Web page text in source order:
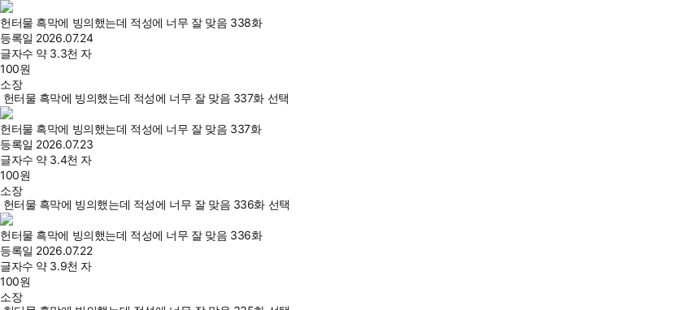
헌터물 흑막에 빙의했는데 적성에 너무 잘 맞음 338화
등록일 2026.07.24
글자수 약 3.3천 자
100원
소장
헌터물 흑막에 빙의했는데 적성에 너무 잘 맞음 337화 선택
헌터물 흑막에 빙의했는데 적성에 너무 잘 맞음 337화
등록일 2026.07.23
글자수 약 3.4천 자
100원
소장
헌터물 흑막에 빙의했는데 적성에 너무 잘 맞음 336화 선택
헌터물 흑막에 빙의했는데 적성에 너무 잘 맞음 336화
등록일 2026.07.22
글자수 약 3.9천 자
100원
소장